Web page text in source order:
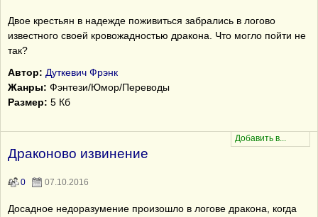
Двое крестьян в надежде поживиться забрались в логово
известного своей кровожадностью дракона. Что могло пойти не
так?
Автор: Дуткевич Фрэнк
Жанры: Фэнтези/Юмор/Переводы
Размер: 5 Кб
Драконово извинение
0 07.10.2016
Досадное недоразумение произошло в логове дракона, когда